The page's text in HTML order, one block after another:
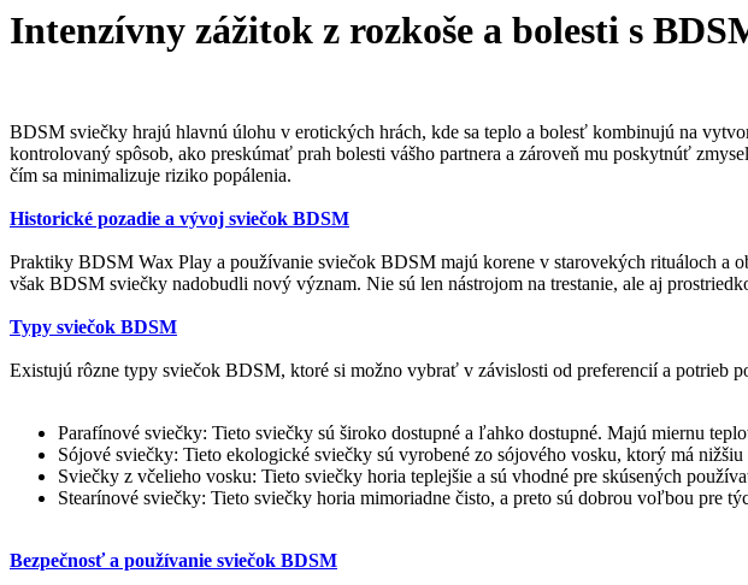
Intenzívny zážitok z rozkoše a bolesti s
BDSM sviečky hrajú hlavnú úlohu v erotických hrách, kde sa teplo a bolesť kombinujú na
kontrolovaný spôsob, ako preskúmať prah bolesti vášho partnera a zároveň mu poskytnúť
čím sa minimalizuje riziko popálenia.
Historické pozadie a vývoj sviečok BDSM
Praktiky BDSM Wax Play a používanie sviečok BDSM majú korene v starovekých rituáloch a
však BDSM sviečky nadobudli nový význam. Nie sú len nástrojom na trestanie, ale aj
Typy sviečok BDSM
Existujú rôzne typy sviečok BDSM, ktoré si možno vybrať v závislosti od preferencií a potrieb
Parafínové sviečky: Tieto sviečky sú široko dostupné a ľahko dostupné. Majú miernu
Sójové sviečky: Tieto ekologické sviečky sú vyrobené zo sójového vosku, ktorý má
Sviečky z včelieho vosku: Tieto sviečky horia teplejšie a sú vhodné pre skúsených
Stearínové sviečky: Tieto sviečky horia mimoriadne čisto, a preto sú dobrou voľbou pre
Bezpečnosť a používanie sviečok BDSM